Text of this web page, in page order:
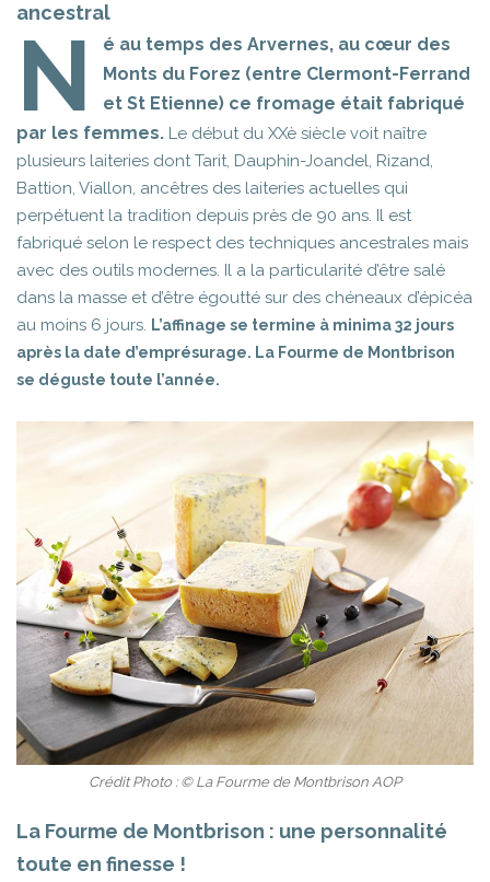
ancestral
N
é au temps des Arvernes, au cœur des
Monts du Forez (entre Clermont-Ferrand
et St Etienne) ce fromage était fabriqué
par les femmes. Le début du XXè siècle voit naître
plusieurs laiteries dont Tarit, Dauphin-Joandel, Rizand,
Battion, Viallon, ancêtres des laiteries actuelles qui
perpétuent la tradition depuis près de 90 ans. Il est
fabriqué selon le respect des techniques ancestrales mais
avec des outils modernes. Il a la particularité d’être salé
dans la masse et d’être égoutté sur des chéneaux d’épicéa
au moins 6 jours. L’affinage se termine à minima 32 jours
après la date d’emprésurage. La Fourme de Montbrison
se déguste toute l’année.
Crédit Photo : © La Fourme de Montbrison AOP
La Fourme de Montbrison : une personnalité
toute en finesse !